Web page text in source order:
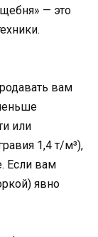
— это
вам
или
1,4 т/м³),
Если вам
явно